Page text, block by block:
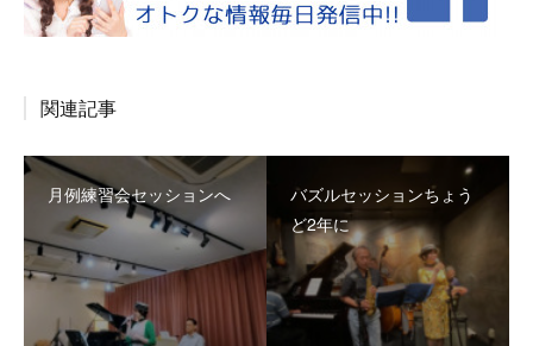
関連記事
月例練習会セッションへ
バズルセッションちょう
ど2年に